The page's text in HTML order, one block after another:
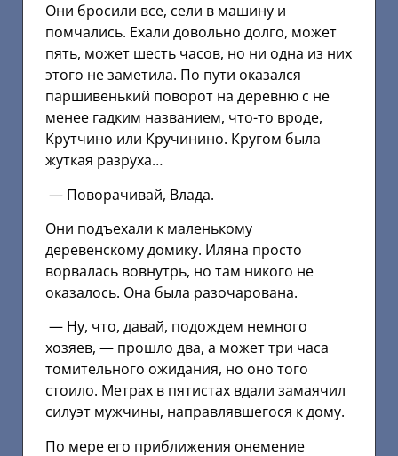
Они бросили все, сели в машину и
помчались. Ехали довольно долго, может
пять, может шесть часов, но ни одна из них
этого не заметила. По пути оказался
паршивенький поворот на деревню с не
менее гадким названием, что-то вроде,
Крутчино или Кручинино. Кругом была
жуткая разруха…
— Поворачивай, Влада.
Они подъехали к маленькому
деревенскому домику. Иляна просто
ворвалась вовнутрь, но там никого не
оказалось. Она была разочарована.
— Ну, что, давай, подождем немного
хозяев, — прошло два, а может три часа
томительного ожидания, но оно того
стоило. Метрах в пятистах вдали замаячил
силуэт мужчины, направлявшегося к дому.
По мере его приближения онемение